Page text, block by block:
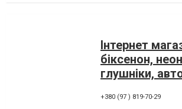
Інтернет
біксенон,
глушніки,
+380 (97 ) 819-70-29